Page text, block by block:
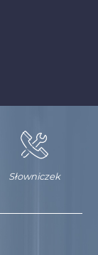
Słowniczek